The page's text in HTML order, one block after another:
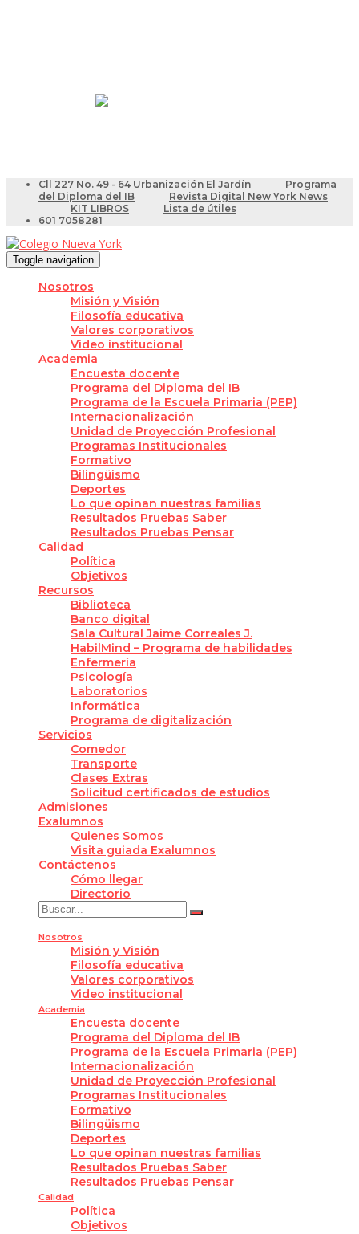
Cll 227 No. 49 - 64 Urbanización El Jardín
Programa
del Diploma del IB
Revista Digital New York News
KIT LIBROS
Lista de útiles
601 7058281
Toggle navigation
Nosotros
Misión y Visión
Filosofía educativa
Valores corporativos
Video institucional
Academia
Encuesta docente
Programa del Diploma del IB
Programa de la Escuela Primaria (PEP)
Internacionalización
Unidad de Proyección Profesional
Programas Institucionales
Formativo
Bilingüismo
Deportes
Lo que opinan nuestras familias
Resultados Pruebas Saber
Resultados Pruebas Pensar
Calidad
Política
Objetivos
Recursos
Biblioteca
Banco digital
Sala Cultural Jaime Correales J.
HabilMind – Programa de habilidades
Enfermería
Psicología
Laboratorios
Informática
Programa de digitalización
Servicios
Comedor
Transporte
Clases Extras
Solicitud certificados de estudios
Admisiones
Exalumnos
Quienes Somos
Visita guiada Exalumnos
Contáctenos
Cómo llegar
Directorio
Nosotros
Misión y Visión
Filosofía educativa
Valores corporativos
Video institucional
Academia
Encuesta docente
Programa del Diploma del IB
Programa de la Escuela Primaria (PEP)
Internacionalización
Unidad de Proyección Profesional
Programas Institucionales
Formativo
Bilingüismo
Deportes
Lo que opinan nuestras familias
Resultados Pruebas Saber
Resultados Pruebas Pensar
Calidad
Política
Objetivos